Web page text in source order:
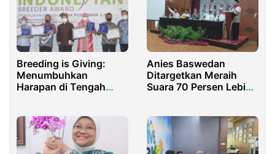
Breeding is Giving:
Menumbuhkan
Harapan di Tengah
Anies Baswedan
Ditargetkan Meraih
Suara 70 Persen Lebih